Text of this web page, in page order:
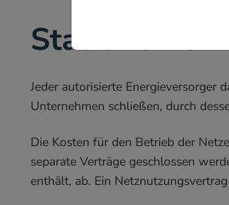
Stadtwerke
Jeder autorisierte Energieversorger
Unternehmen schließen, durch
Die Kosten für den Betrieb der
separate Verträge geschlossen
enthält, ab. Ein